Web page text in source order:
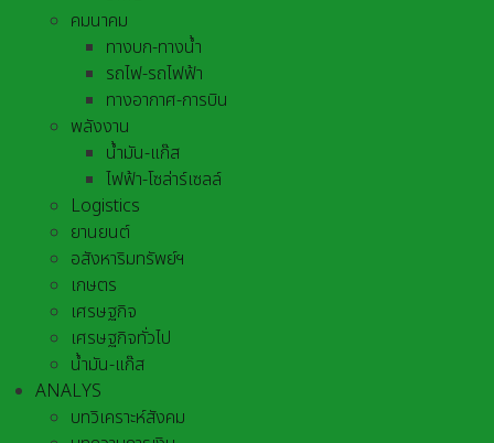
คมนาคม
ทางบก-ทางน้ำ
รถไฟ-รถไฟฟ้า
ทางอากาศ-การบิน
พลังงาน
น้ำมัน-แก๊ส
ไฟฟ้า-โซล่าร์เซลล์
Logistics
ยานยนต์
อสังหาริมทรัพย์ฯ
เกษตร
เศรษฐกิจ
เศรษฐกิจทั่วไป
น้ำมัน-แก๊ส
ANALYS
บทวิเคราะห์สังคม